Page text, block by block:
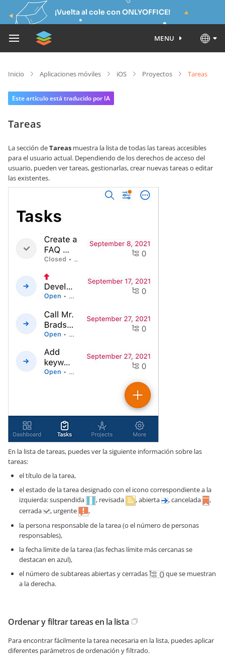
¡Vuelta al cole con ONLYOFFICE!
MENU
Inicio Aplicaciones móviles iOS Proyectos Tareas
Este artículo está traducido por IA
Tareas
La sección deTareas muestra la lista de todas las tareas accesibles
para el usuario actual. Dependiendo de los derechos de acceso del
usuario, pueden ver tareas, gestionarlas, crear nuevas tareas o editar
las existentes.
En la lista de tareas, puedes ver la siguiente información sobre las
tareas:
el título de la tarea,
el estado de la tarea designado con el icono correspondiente a la
izquierda: suspendida
, revisada , abierta , cancelada
,
cerrada
, urgente
,
la persona responsable de la tarea (o el número de personas
responsables),
la fecha límite de la tarea (las fechas límite más cercanas se
destacan en azul),
el número de subtareas abiertas y cerradas
que se muestran
a la derecha.
Ordenar y filtrar tareas en la lista
Para encontrar fácilmente la tarea necesaria en la lista, puedes aplicar
diferentes parámetros de ordenación y filtrado.